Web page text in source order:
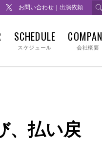
お問い合わせ｜出演依頼
SCHEDULE
スケジュール 会社概要
、払い戻